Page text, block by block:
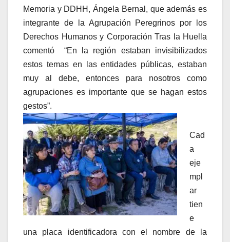
Memoria y DDHH, Ángela Bernal, que además es
integrante de la Agrupación Peregrinos por los
Derechos Humanos y Corporación Tras la Huella
comentó “En la región estaban invisibilizados
estos temas en las entidades públicas, estaban
muy al debe, entonces para nosotros como
agrupaciones es importante que se hagan estos
gestos”.
Cad
a
eje
mpl
ar
tien
e
una placa identificadora con el nombre de la